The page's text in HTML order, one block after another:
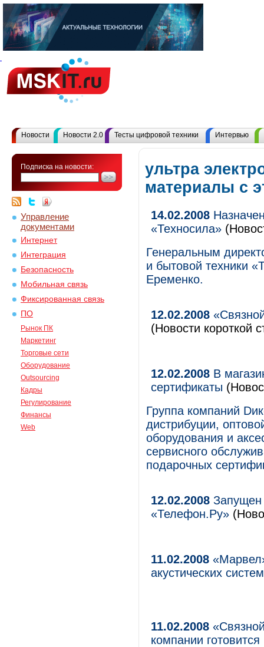
Новости Новости 2.0 Тесты цифровой техники Интервью
Подписка на новости:
Управление
документами
Интернет
Интеграция
Безопасность
Мобильная связь
Фиксированная связь
ПО
Рынок ПК
Маркетинг
Торговые сети
Оборудование
Outsourcing
Кадры
Регулирование
Финансы
Web
ультра
материалы с
14.02.2008
«Техносила»
Генеральным
и бытовой техники
Еременко.
12.02.2008
(Новости короткой
12.02.2008 В
сертификаты
Группа компаний
дистрибуции,
оборудования и
сервисного
подарочных
12.02.2008 Запущен
«Телефон.Ру»
11.02.2008
акустических
11.02.2008
компании готовится